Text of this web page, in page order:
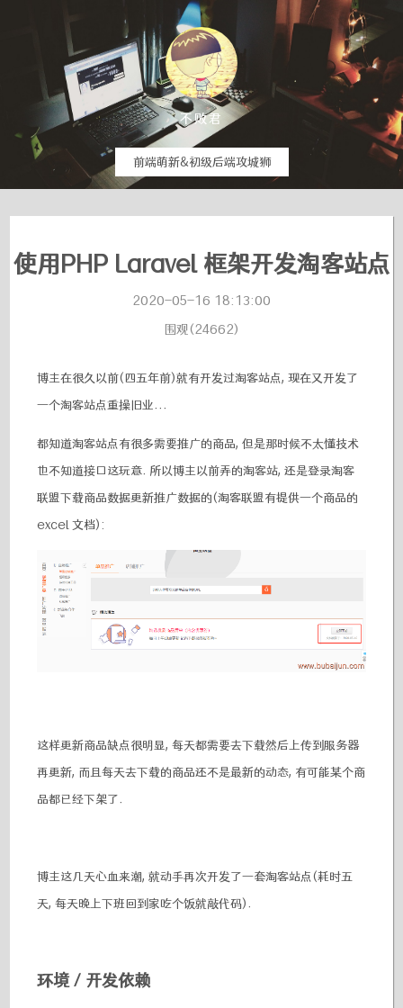
不败君
前端萌新&初级后端攻城狮
使用PHP Laravel 框架开发淘客站点
2020-05-16 18:13:00
围观(24662)
博主在很久以前(四五年前)就有开发过淘客站点, 现在又开发了
一个淘客站点重操旧业...
都知道淘客站点有很多需要推广的商品, 但是那时候不太懂技术
也不知道接口这玩意. 所以博主以前弄的淘客站, 还是登录淘客
联盟下载商品数据更新推广数据的(淘客联盟有提供一个商品的
excel 文档):
这样更新商品缺点很明显, 每天都需要去下载然后上传到服务器
再更新, 而且每天去下载的商品还不是最新的动态, 有可能某个商
品都已经下架了.
博主这几天心血来潮, 就动手再次开发了一套淘客站点(耗时五
天, 每天晚上下班回到家吃个饭就敲代码).
环境 / 开发依赖